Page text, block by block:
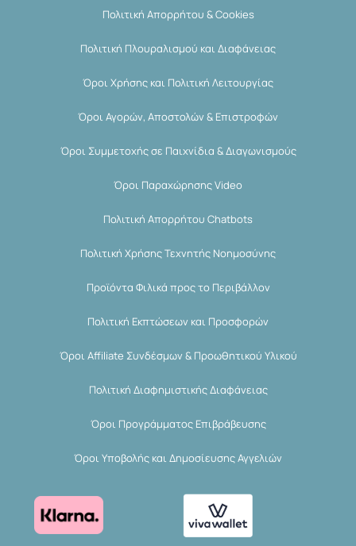
Πολιτική Απορρήτου & Cookies
Πολιτική Πλουραλισμού και Διαφάνειας
Όροι Χρήσης και Πολιτική Λειτουργίας
Όροι Αγορών, Αποστολών & Επιστροφών
Όροι Συμμετοχής σε Παιχνίδια & Διαγωνισμούς
Όροι Παραχώρησης Video
Πολιτική Απορρήτου Chatbots
Πολιτική Χρήσης Τεχνητής Νοημοσύνης
Προϊόντα Φιλικά προς το Περιβάλλον
Πολιτική Εκπτώσεων και Προσφορών
Όροι Affiliate Συνδέσμων & Προωθητικού Υλικού
Πολιτική Διαφημιστικής Διαφάνειας
Όροι Προγράμματος Επιβράβευσης
Όροι Υποβολής και Δημοσίευσης Αγγελιών